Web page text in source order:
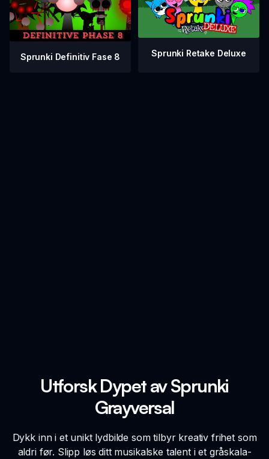
Sprunki Definitiv Fase 8 Sprunki Retake Deluxe
Utforsk Dypet av Sprunki
Grayversal
Dykk inn i et unikt lydbilde som tilbyr kreativ frihet som
aldri før. Slipp løs ditt musikalske talent i et gråskala-